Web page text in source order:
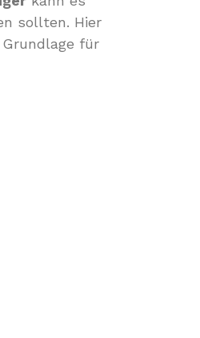
sollten. Hier
für